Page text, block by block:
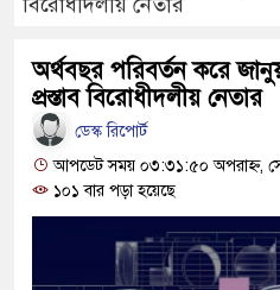
দায়ী থাকবে জামায়াত-এনসিপি:
বর্তমান সরকার: নাহিদ ইসলাম
করতে ন্যাটোভুক্ত দেশে হামলা
সার্কিটে আগুনে ঘর পুড়ে ছাই, অক্ষত
মাথায় বোতল ছুঁড়লো কে,
অর্থবছর পরিবর্তন করে
প্রস্তাব বিরোধীদলীয় নেতার
ডেস্ক রিপোর্ট
আপডেট সময় ০৩:৩১:৫০ অপরাহ্ন,
১০১ বার পড়া হয়েছে